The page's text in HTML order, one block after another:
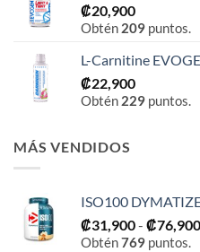
₡20,900
Obtén 209 puntos.
L-Carnitine
₡22,900
Obtén 229 puntos.
MÁS VENDIDOS
ISO100
₡31,900- ₡76,900
Obtén769 puntos.